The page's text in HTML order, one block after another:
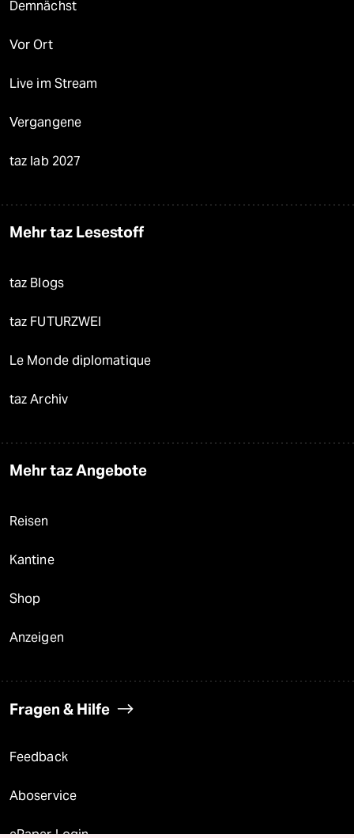
Demnächst
Vor Ort
Live im Stream
Vergangene
taz lab 2027
Mehr taz Lesestoff
taz Blogs
taz FUTURZWEI
Le Monde diplomatique
taz Archiv
Mehr taz Angebote
Reisen
Kantine
Shop
Anzeigen
Fragen & Hilfe
Feedback
Aboservice
ePaper Login